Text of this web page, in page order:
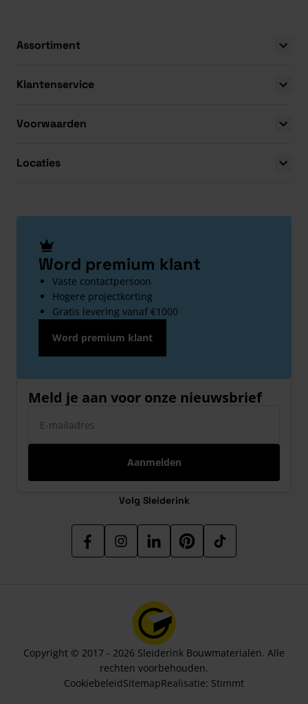
Assortiment
Klantenservice
Voorwaarden
Locaties
Word premium klant
Vaste contactpersoon
Hogere projectkorting
Gratis levering vanaf €1000
Word premium klant
Meld je aan voor onze nieuwsbrief
Aanmelden
Volg Sleiderink
Copyright © 2017 - 2026 Sleiderink Bouwmaterialen. Alle
rechten voorbehouden.
CookiebeleidSitemapRealisatie: Stimmt